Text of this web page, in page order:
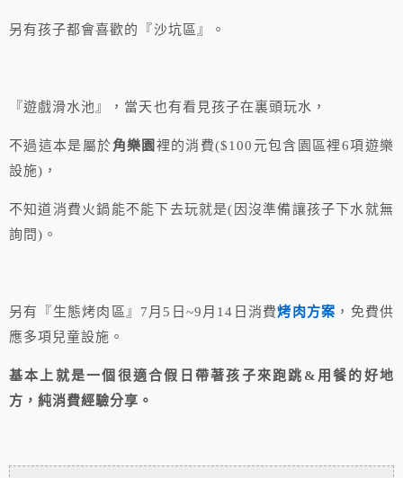
另有孩子都會喜歡的『沙坑區』。
『遊戲滑水池』，當天也有看見孩子在裏頭玩水，
不過這本是屬於角樂園 裡的消費($100元包含園區裡6項遊樂
設施)，
不知道消費火鍋能不能下去玩就是(因沒準備讓孩子下水就無
詢問)。
另有『生態烤肉區』7月5日~9月14日消費烤肉方案 ，免費供
應多項兒童設施。
基本上就是一個很適合假日帶著孩子來跑跳&用餐的好地
方，純消費經驗分享。